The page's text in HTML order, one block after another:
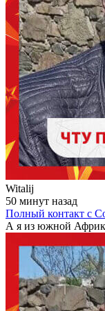
Witalij
50 минут назад
Полный контакт с
А я из южной